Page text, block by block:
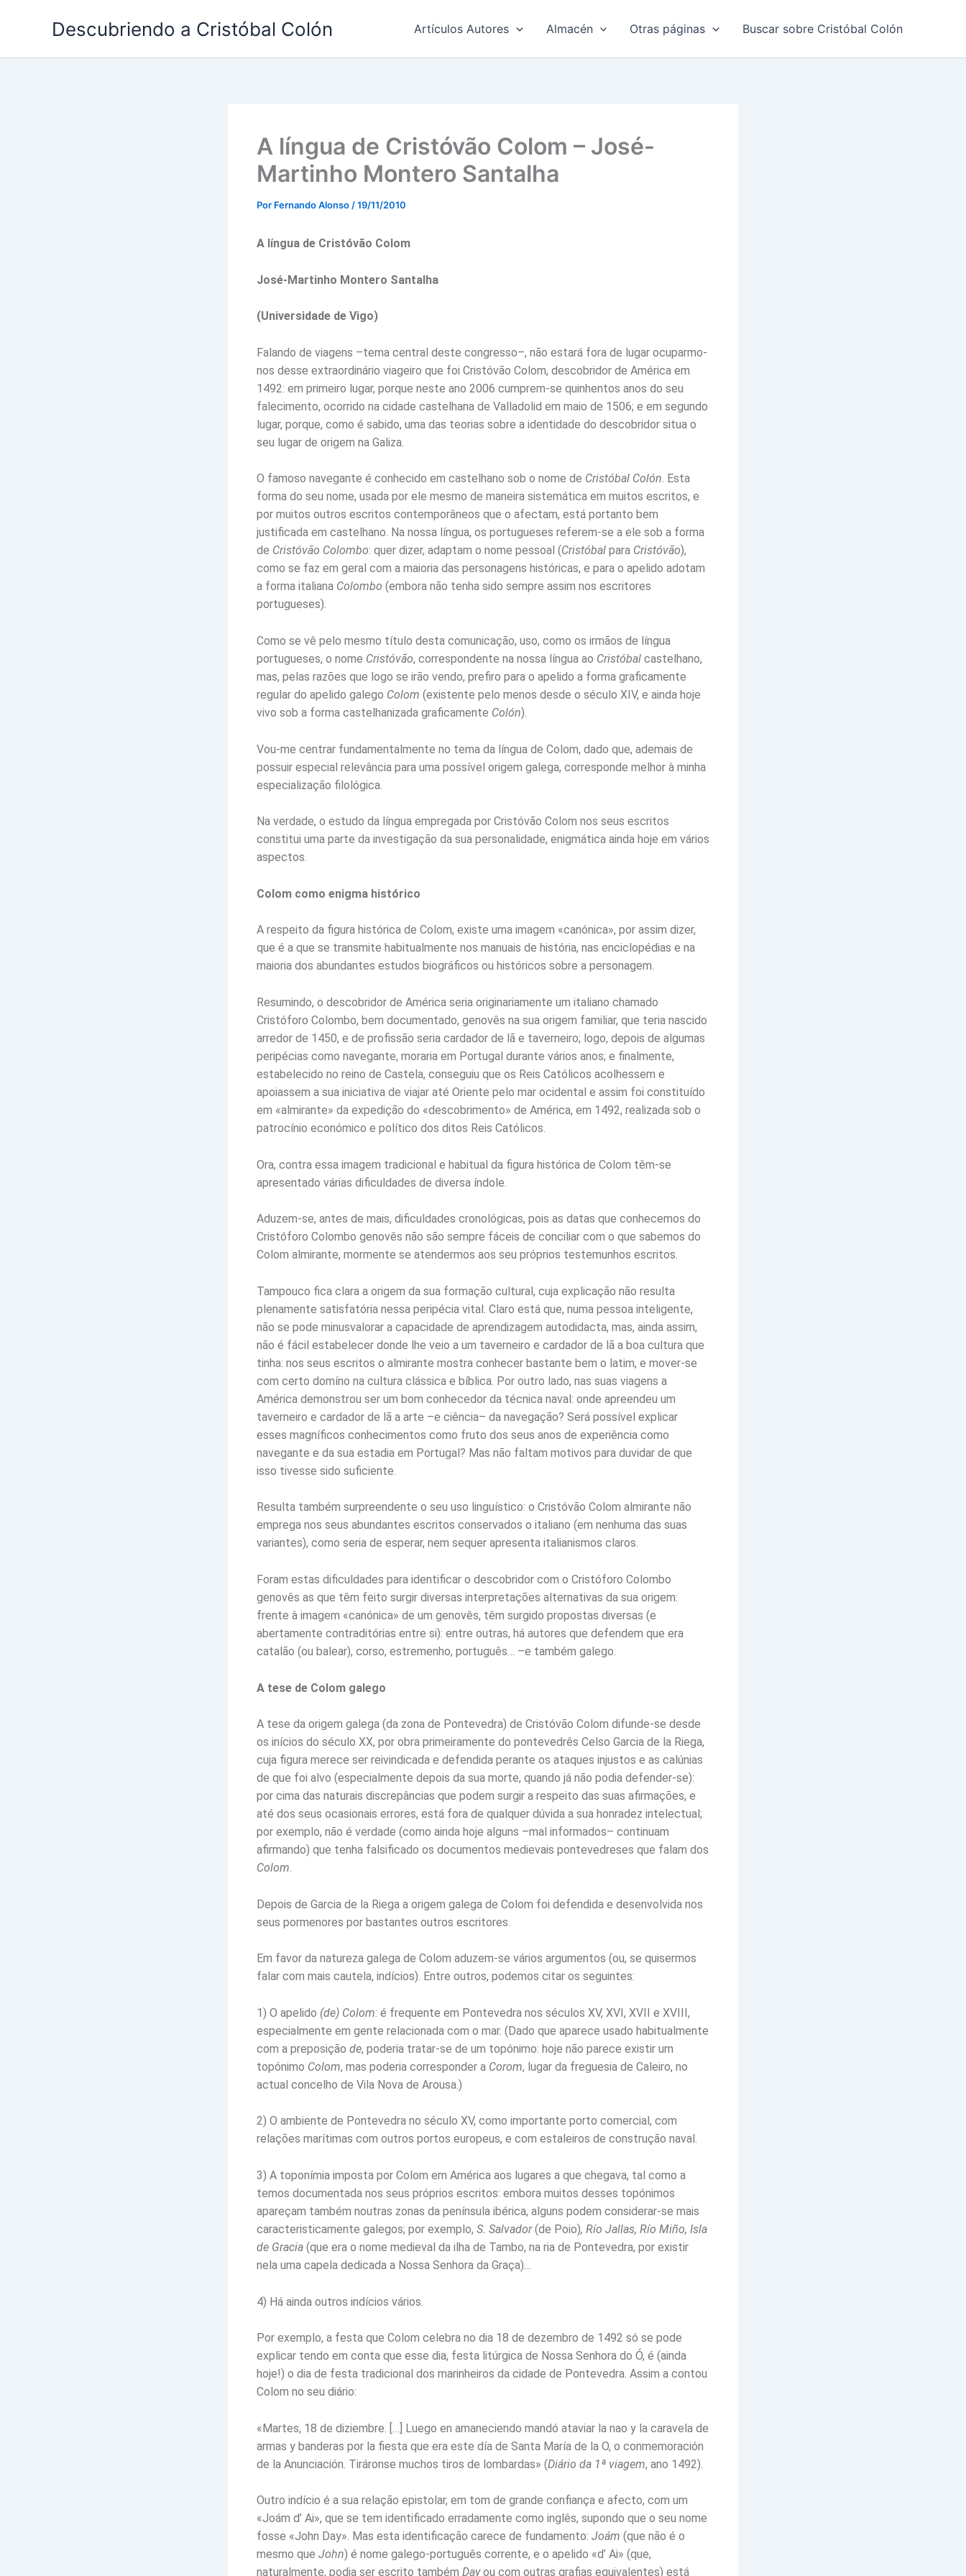
Descubriendo a Cristóbal Colón Artículos Autores Almacén Otras páginas Buscar sobre Cristóbal Colón
A língua de Cristóvão Colom – José-
Martinho Montero Santalha
Por Fernando Alonso /19/11/2010
A língua de Cristóvão Colom
José-Martinho Montero Santalha
(Universidade de Vigo)
Falando de viagens –tema central deste congresso–, não estará fora de lugar ocuparmo-
nos desse extraordinário viageiro que foi Cristóvão Colom, descobridor de América em
1492: em primeiro lugar, porque neste ano 2006 cumprem-se quinhentos anos do seu
falecimento, ocorrido na cidade castelhana de Valladolid em maio de 1506; e em segundo
lugar, porque, como é sabido, uma das teorias sobre a identidade do descobridor situa o
seu lugar de origem na Galiza.
O famoso navegante é conhecido em castelhano sob o nome de Cristóbal Colón. Esta
forma do seu nome, usada por ele mesmo de maneira sistemática em muitos escritos, e
por muitos outros escritos contemporâneos que o afectam, está portanto bem
justificada em castelhano. Na nossa língua, os portugueses referem-se a ele sob a forma
de Cristóvão Colombo: quer dizer, adaptam o nome pessoal (Cristóbal para Cristóvão),
como se faz em geral com a maioria das personagens históricas, e para o apelido adotam
a forma italiana Colombo (embora não tenha sido sempre assim nos escritores
portugueses).
Como se vê pelo mesmo título desta comunicação, uso, como os irmãos de língua
portugueses, o nome Cristóvão, correspondente na nossa língua ao Cristóbal castelhano,
mas, pelas razões que logo se irão vendo, prefiro para o apelido a forma graficamente
regular do apelido galego Colom (existente pelo menos desde o século XIV, e ainda hoje
vivo sob a forma castelhanizada graficamente Colón).
Vou-me centrar fundamentalmente no tema da língua de Colom, dado que, ademais de
possuir especial relevância para uma possível origem galega, corresponde melhor à minha
especialização filológica.
Na verdade, o estudo da língua empregada por Cristóvão Colom nos seus escritos
constitui uma parte da investigação da sua personalidade, enigmática ainda hoje em vários
aspectos.
Colom como enigma histórico
A respeito da figura histórica de Colom, existe uma imagem «canónica», por assim dizer,
que é a que se transmite habitualmente nos manuais de história, nas enciclopédias e na
maioria dos abundantes estudos biográficos ou históricos sobre a personagem.
Resumindo, o descobridor de América seria originariamente um italiano chamado
Cristóforo Colombo, bem documentado, genovês na sua origem familiar, que teria nascido
arredor de 1450, e de profissão seria cardador de lã e taverneiro; logo, depois de algumas
peripécias como navegante, moraria em Portugal durante vários anos; e finalmente,
estabelecido no reino de Castela, conseguiu que os Reis Católicos acolhessem e
apoiassem a sua iniciativa de viajar até Oriente pelo mar ocidental e assim foi constituído
em «almirante» da expedição do «descobrimento» de América, em 1492, realizada sob o
patrocínio económico e político dos ditos Reis Católicos.
Ora, contra essa imagem tradicional e habitual da figura histórica de Colom têm-se
apresentado várias dificuldades de diversa índole.
Aduzem-se, antes de mais, dificuldades cronológicas, pois as datas que conhecemos do
Cristóforo Colombo genovês não são sempre fáceis de conciliar com o que sabemos do
Colom almirante, mormente se atendermos aos seu próprios testemunhos escritos.
Tampouco fica clara a origem da sua formação cultural, cuja explicação não resulta
plenamente satisfatória nessa peripécia vital. Claro está que, numa pessoa inteligente,
não se pode minusvalorar a capacidade de aprendizagem autodidacta, mas, ainda assim,
não é fácil estabelecer donde lhe veio a um taverneiro e cardador de lã a boa cultura que
tinha: nos seus escritos o almirante mostra conhecer bastante bem o latim, e mover-se
com certo domíno na cultura clássica e bíblica. Por outro lado, nas suas viagens a
América demonstrou ser um bom conhecedor da técnica naval: onde apreendeu um
taverneiro e cardador de lã a arte –e ciência– da navegação? Será possível explicar
esses magníficos conhecimentos como fruto dos seus anos de experiência como
navegante e da sua estadia em Portugal? Mas não faltam motivos para duvidar de que
isso tivesse sido suficiente.
Resulta também surpreendente o seu uso linguístico: o Cristóvão Colom almirante não
emprega nos seus abundantes escritos conservados o italiano (em nenhuma das suas
variantes), como seria de esperar, nem sequer apresenta italianismos claros.
Foram estas dificuldades para identificar o descobridor com o Cristóforo Colombo
genovês as que têm feito surgir diversas interpretações alternativas da sua origem:
frente à imagem «canónica» de um genovês, têm surgido propostas diversas (e
abertamente contraditórias entre si): entre outras, há autores que defendem que era
catalão (ou balear), corso, estremenho, português… –e também galego.
A tese de Colom galego
A tese da origem galega (da zona de Pontevedra) de Cristóvão Colom difunde-se desde
os inícios do século XX, por obra primeiramente do pontevedrês Celso Garcia de la Riega,
cuja figura merece ser reivindicada e defendida perante os ataques injustos e as calúnias
de que foi alvo (especialmente depois da sua morte, quando já não podia defender-se):
por cima das naturais discrepâncias que podem surgir a respeito das suas afirmações, e
até dos seus ocasionais errores, está fora de qualquer dúvida a sua honradez intelectual;
por exemplo, não é verdade (como ainda hoje alguns –mal informados– continuam
afirmando) que tenha falsificado os documentos medievais pontevedreses que falam dos
Colom.
Depois de Garcia de la Riega a origem galega de Colom foi defendida e desenvolvida nos
seus pormenores por bastantes outros escritores.
Em favor da natureza galega de Colom aduzem-se vários argumentos (ou, se quisermos
falar com mais cautela, indícios). Entre outros, podemos citar os seguintes:
1) O apelido (de) Colom: é frequente em Pontevedra nos séculos XV, XVI, XVII e XVIII,
especialmente em gente relacionada com o mar. (Dado que aparece usado habitualmente
com a preposição de, poderia tratar-se de um topónimo: hoje não parece existir um
topónimo Colom, mas poderia corresponder a Corom, lugar da freguesia de Caleiro, no
actual concelho de Vila Nova de Arousa.)
2) O ambiente de Pontevedra no século XV, como importante porto comercial, com
relações marítimas com outros portos europeus, e com estaleiros de construção naval.
3) A toponímia imposta por Colom em América aos lugares a que chegava, tal como a
temos documentada nos seus próprios escritos: embora muitos desses topónimos
apareçam também noutras zonas da península ibérica, alguns podem considerar-se mais
caracteristicamente galegos; por exemplo, S. Salvador(de Poio), Río Jallas, Río Miño, Isla
de Gracia (que era o nome medieval da ilha de Tambo, na ria de Pontevedra, por existir
nela uma capela dedicada a Nossa Senhora da Graça)…
4) Há ainda outros indícios vários.
Por exemplo, a festa que Colom celebra no dia 18 de dezembro de 1492 só se pode
explicar tendo em conta que esse dia, festa litúrgica de Nossa Senhora do Ó, é (ainda
hoje!) o dia de festa tradicional dos marinheiros da cidade de Pontevedra. Assim a contou
Colom no seu diário:
«Martes, 18 de diziembre. […] Luego en amaneciendo mandó ataviar la nao y la caravela de
armas y banderas por la fiesta que era este día de Santa María de la O, o conmemoración
de la Anunciación. Tiráronse muchos tiros de lombardas» (Diário da 1ª viagem, ano 1492).
Outro indício é a sua relação epistolar, em tom de grande confiança e afecto, com um
«Joám d’ Ai», que se tem identificado erradamente como inglês, supondo que o seu nome
fosse «John Day». Mas esta identificação carece de fundamento: Joám (que não é o
mesmo que John) é nome galego-português corrente, e o apelido «d’ Ai» (que,
naturalmente, podia ser escrito também Dayou com outras grafias equivalentes) está